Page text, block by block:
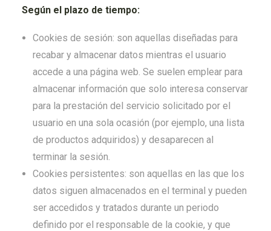
Según el plazo de tiempo:
Cookies de sesión: son aquellas diseñadas para
recabar y almacenar datos mientras el usuario
accede a una página web. Se suelen emplear para
almacenar información que solo interesa conservar
para la prestación del servicio solicitado por el
usuario en una sola ocasión (por ejemplo, una lista
de productos adquiridos) y desaparecen al
terminar la sesión.
Cookies persistentes: son aquellas en las que los
datos siguen almacenados en el terminal y pueden
ser accedidos y tratados durante un periodo
definido por el responsable de la cookie, y que